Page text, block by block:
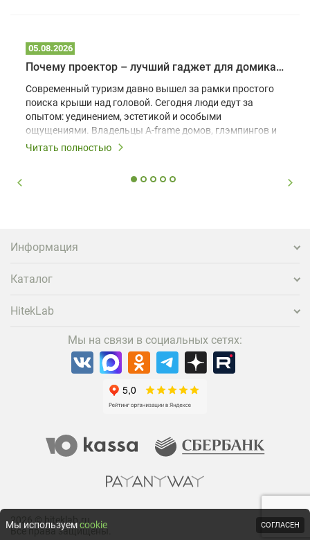
05.08.2026
Почему проектор – лучший гаджет для домика в глэмпинге
Современный туризм давно вышел за рамки простого
поиска крыши над головой. Сегодня люди едут за
опытом: уединением, эстетикой и особыми
ощущениями. Владельцы A-frame домов, глэмпингов и
шале понимают, что конкуренция растет, и
вернуться и поделиться впечатлениями в соцсетях,
проектора.
Читать полностью
Информация
Каталог
HitekLab
Мы на связи в социальных сетях:
2026 © hiteklab.ru
Все права защищены.
Мы используемcookie СОГЛАСЕН